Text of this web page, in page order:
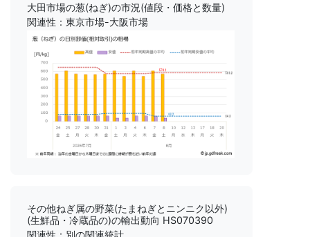
大田市場の葱(ねぎ)の市況(値段・価格と数量)
関連性：東京市場-大阪市場
その他ねぎ属の野菜(たまねぎとニンニク以外)
(生鮮品・冷蔵品の)の輸出動向 HS070390